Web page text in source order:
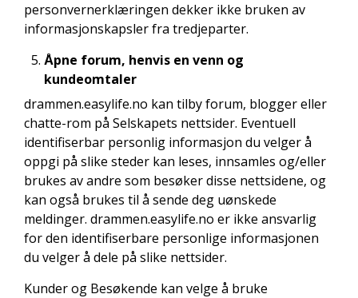
personvernerklæringen dekker ikke bruken av
informasjonskapsler fra tredjeparter.
Åpne forum, henvis en venn og
kundeomtaler
drammen.easylife.no kan tilby forum, blogger eller
chatte-rom på Selskapets nettsider. Eventuell
identifiserbar personlig informasjon du velger å
oppgi på slike steder kan leses, innsamles og/eller
brukes av andre som besøker disse nettsidene, og
kan også brukes til å sende deg uønskede
meldinger. drammen.easylife.no er ikke ansvarlig
for den identifiserbare personlige informasjonen
du velger å dele på slike nettsider.
Kunder og Besøkende kan velge å bruke